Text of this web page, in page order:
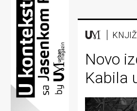
Teatar
Književnost
Muzika
Film
Intervju
Kolumne
Novo
Kabila